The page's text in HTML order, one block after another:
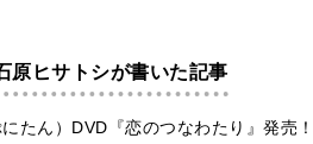
原ヒサトシが書いた記事
たん）DVD『恋のつなわたり』発売